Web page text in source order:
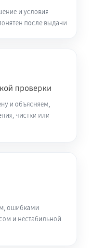
и условия
после выдачи
проверки
и объясняем,
чистки или
ошибками
и нестабильной